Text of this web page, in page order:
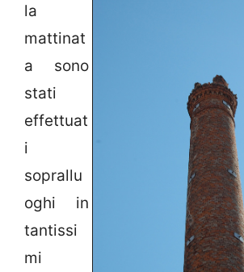
la
mattinat
a sono
stati
effettuat
i
soprallu
oghi in
tantissi
mi